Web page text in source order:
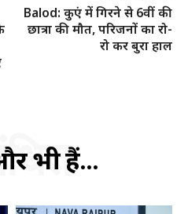
Balod: कुएं में गिरने से 6वीं की
छात्रा की मौत, परिजनों का रो-
रो कर बुरा हाल
भी हैं...